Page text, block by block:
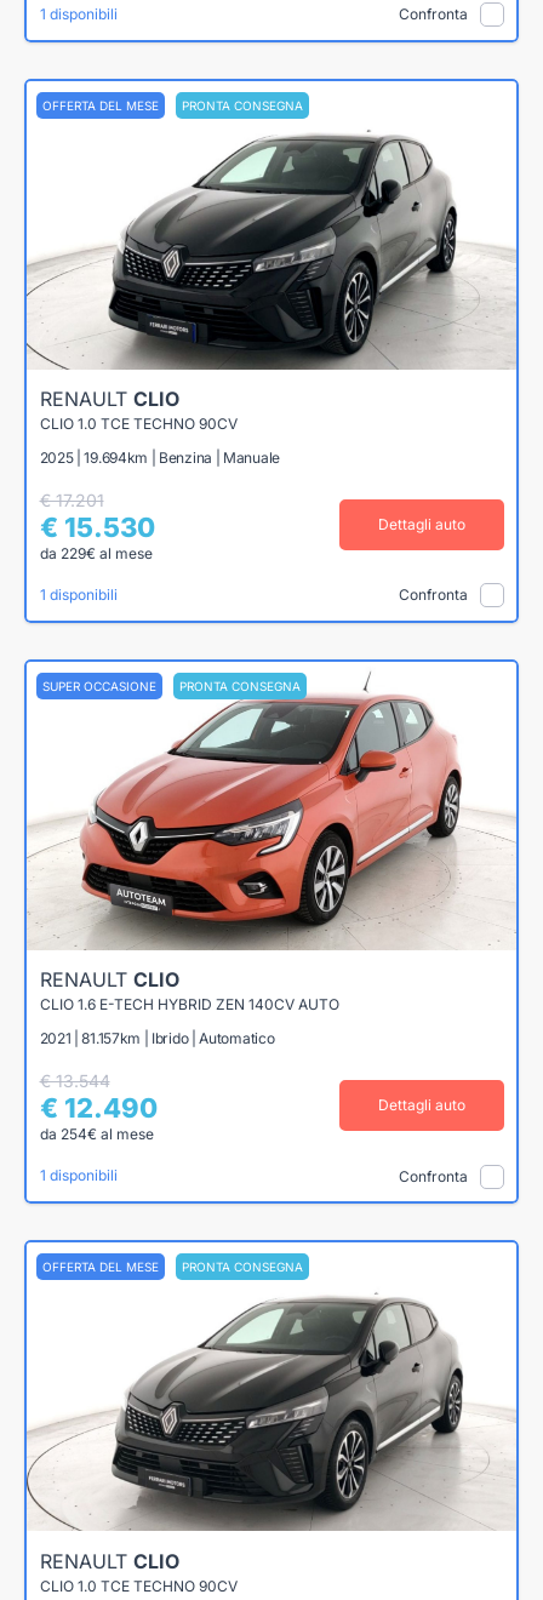
1 disponibili Confronta
OFFERTA DEL MESE PRONTA CONSEGNA
RENAULT CLIO
CLIO 1.0 TCE TECHNO 90CV
2025 | 19.694km | Benzina | Manuale
€ 17.201
€ 15.530
da 229€ al mese
Dettagli auto
1 disponibili Confronta
SUPER OCCASIONE PRONTA CONSEGNA
RENAULT CLIO
CLIO 1.6 E-TECH HYBRID ZEN 140CV AUTO
2021 | 81.157km | Ibrido | Automatico
€ 13.544
€ 12.490
da 254€ al mese
Dettagli auto
1 disponibili Confronta
OFFERTA DEL MESE PRONTA CONSEGNA
RENAULT CLIO
CLIO 1.0 TCE TECHNO 90CV